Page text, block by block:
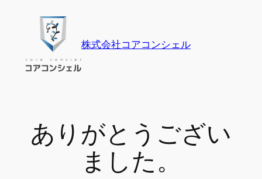
株式会社コアコンシェル
ありがとうござい
ました。